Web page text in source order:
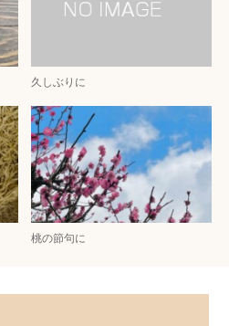
久しぶりに
桃の節句に